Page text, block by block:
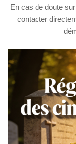
En cas de doute
contacter